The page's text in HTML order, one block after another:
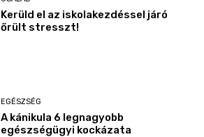
Kerüld el az iskolakezdéssel járó
őrült stresszt!
EGÉSZSÉG
A kánikula 6 legnagyobb
egészségügyi kockázata